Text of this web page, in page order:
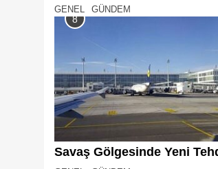
GENEL GÜNDEM
8
Savaş Gölgesinde Yeni